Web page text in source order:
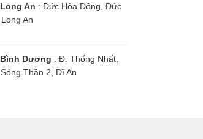
1 chiều
Điều hòa Daikin 1
FDBRN50DXV1V/
An : Đức Hòa Đông, Đức
An
Dương : Đ. Thống Nhất,
Thần 2, Dĩ An